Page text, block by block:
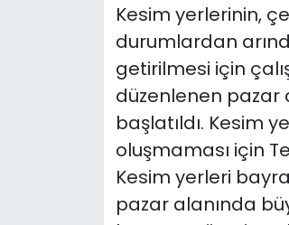
Kesim yerlerinin,
durumlardan
getirilmesi için
düzenlenen pazar
başlatıldı. Kesim
oluşmaması için
Kesim yerleri
pazar alanında